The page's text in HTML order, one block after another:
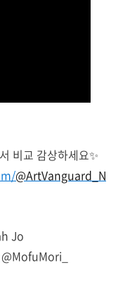
비교 감상하세요✨
@ArtVanguard_N
Jo
@MofuMori_